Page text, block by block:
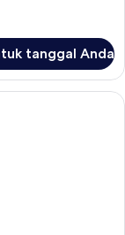
tanggal Anda
minibar, brankas,